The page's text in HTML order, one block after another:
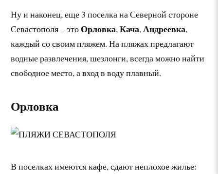
Ну и наконец, еще 3 поселка на Северной стороне
Севастополя – это Орловка,Кача,Андреевка,
каждый со своим пляжем. На пляжах предлагают
водные развлечения, шезлонги, всегда можно найти
свободное место, а вход в воду плавный.
Орловка
В поселках имеются кафе, сдают неплохое жилье: